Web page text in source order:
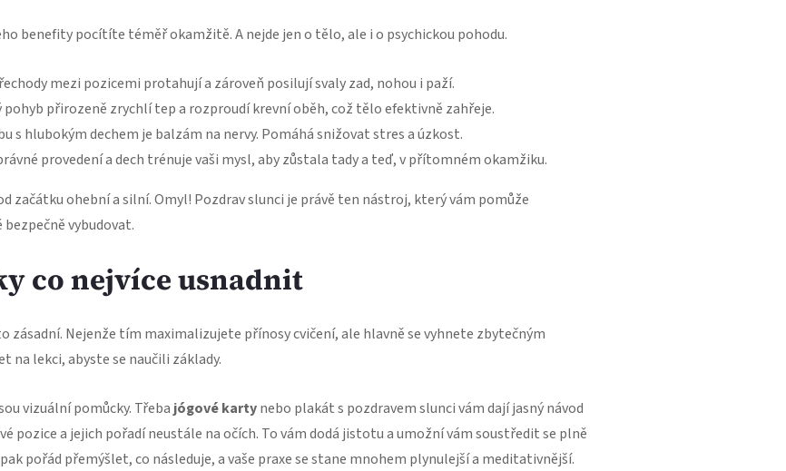
benefity pocítíte téměř okamžitě. A nejde jen o tělo, ale i o psychickou pohodu.
mezi pozicemi protahují a zároveň posilují svaly zad, nohou i paží.
přirozeně zrychlí tep a rozproudí krevní oběh, což tělo efektivně zahřeje.
s hlubokým dechem je balzám na nervy. Pomáhá snižovat stres a úzkost.
provedení a dech trénuje vaši mysl, aby zůstala tady a teď, v přítomném okamžiku.
začátku ohební a silní. Omyl! Pozdrav slunci je právě ten nástroj, který vám pomůže
vybudovat.
co nejvíce usnadnit
zásadní. Nejenže tím maximalizujete přínosy cvičení, ale hlavně se vyhnete zbytečným
na lekci, abyste se naučili základy.
vizuální pomůcky. Třeba jógové kartynebo plakát s pozdravem slunci vám dají jasný návod
pozice a jejich pořadí neustále na očích. To vám dodá jistotu a umožní vám soustředit se plně
pořád přemýšlet, co následuje, a vaše praxe se stane mnohem plynulejší a meditativnější.